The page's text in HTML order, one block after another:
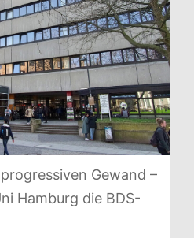
Gewand –
Ham­burg die BDS-